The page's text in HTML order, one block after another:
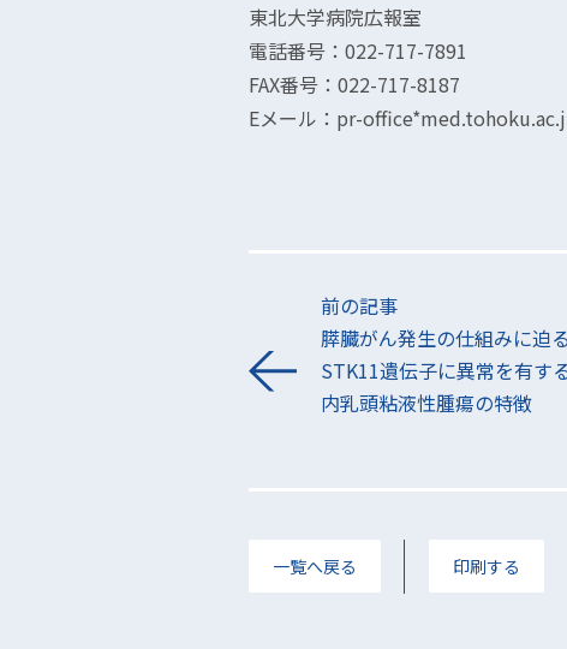
東北大学病院広報室
電話番号：022-717-7891
FAX番号：022-717-8187
Eメール：pr-
前の記事
膵臓がん発生の仕組みに迫る
STK11遺伝子に異常を有す
内乳頭粘液性腫瘍の特徴
一覧へ戻る 印刷する